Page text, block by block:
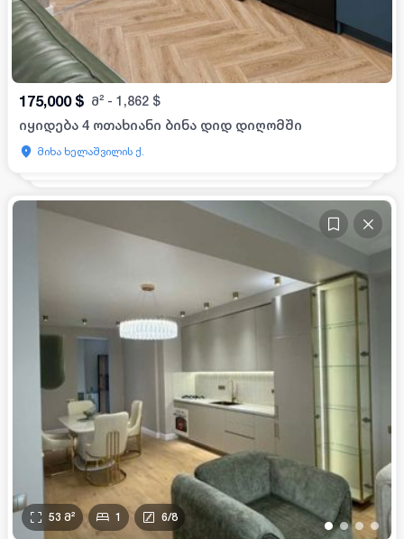
175,000 $ მ² - 1,862 $
იყიდება 4 ოთახიანი ბინა დიდ დიღომში
მიხა ხელაშვილის ქ.
••• •
53 მ² 1 6/8